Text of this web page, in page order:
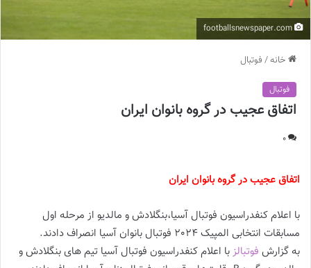
خانه/ فوتبال
فوتبال
اتفاق عجیب در گروه بانوان ایران
0
اتفاق عجیب در گروه بانوان ایران
با اعلام کنفدراسیون فوتبال آسیا،بنگلادش و مالدیو از مرحله اول
مسابقات انتخابی المپیک 2024 فوتبال بانوان آسیا انصراف دادند.
به گزارش فوتبالز با اعلام کنفدراسیون فوتبال آسیا تیم های بنگلادش و